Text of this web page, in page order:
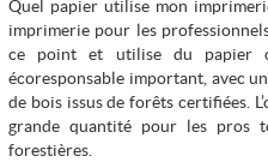
Quel papier utilise mon
imprimerie pour les
ce point et utilise du papier
écoresponsable important, avec
de bois issus de forêts certifiées.
grande quantité pour les pros
forestières.